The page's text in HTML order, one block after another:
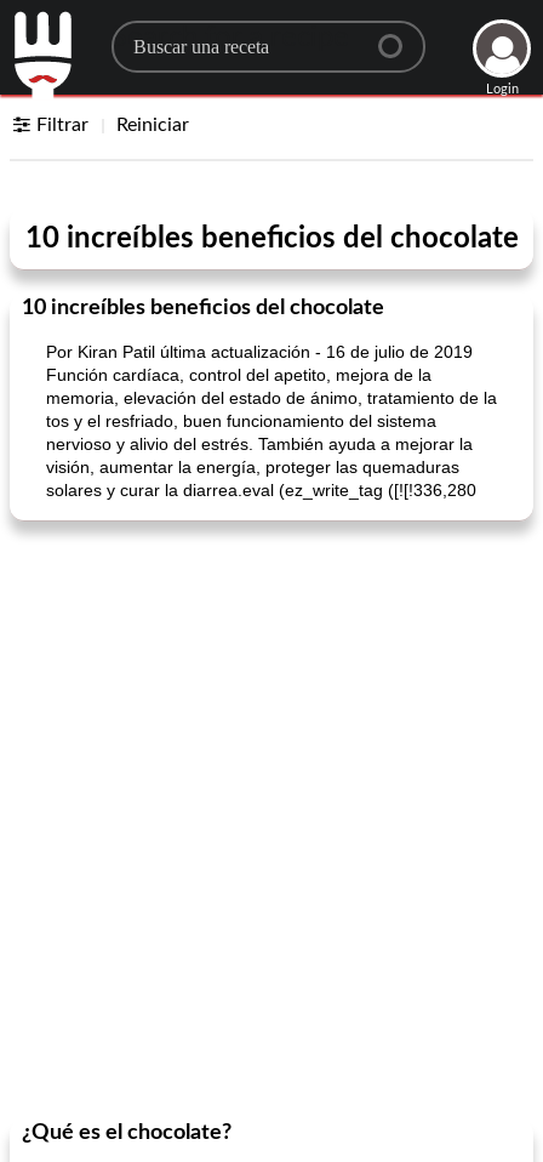
Search for a recipe
Login
Filtrar Reiniciar
10 increíbles beneficios del chocolate
10 increíbles beneficios del chocolate
Por Kiran Patil última actualización - 16 de julio de 2019
Función cardíaca, control del apetito, mejora de la
memoria, elevación del estado de ánimo, tratamiento de la
tos y el resfriado, buen funcionamiento del sistema
nervioso y alivio del estrés. También ayuda a mejorar la
visión, aumentar la energía, proteger las quemaduras
solares y curar la diarrea.eval (ez_write_tag ([![!336,280
¿Qué es el chocolate?